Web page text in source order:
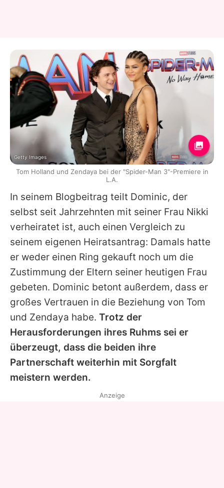
In seinem Blogbeitrag teilt Dominic, der
selbst seit Jahrzehnten mit seiner Frau Nikki
verheiratet ist, auch einen Vergleich zu
seinem eigenen Heiratsantrag: Damals hatte
er weder einen Ring gekauft noch um die
Zustimmung der Eltern seiner heutigen Frau
gebeten. Dominic betont außerdem, dass er
großes Vertrauen in die Beziehung von Tom
und Zendaya habe. Trotz der
Herausforderungen ihres Ruhms sei er
überzeugt, dass die beiden ihre
Partnerschaft weiterhin mit Sorgfalt
meistern werden.
Getty Images
Tom Holland und Zendaya bei der "Spider-Man 3"-Premiere in
L.A.
Anzeige